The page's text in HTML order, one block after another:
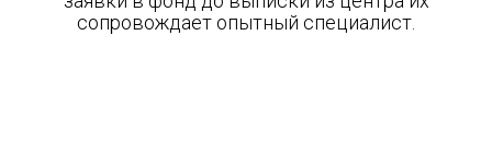
сопровождает опытный специалист.